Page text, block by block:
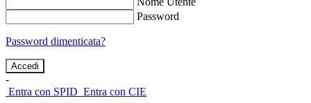
Password
Password dimenticata?
-
Entra con SPID Entra con CIE